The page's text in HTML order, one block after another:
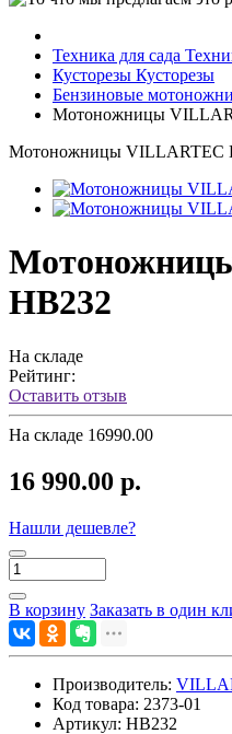
Техника для сада
Кусторезы Кусторезы
Бензиновые
Мотоножницы
Мотоножницы VILLARTEC
HB232
На складе
Рейтинг:
Оставить отзыв
На складе 16990.00
16 990.00 р.
Нашли дешевле?
В корзину Заказать в один
Производитель:
Код товара: 2373-01
Артикул: HB232